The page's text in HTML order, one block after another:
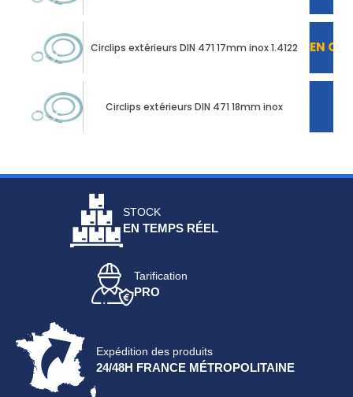
Circlips extérieurs DIN 471 17mm inox 1.4122 EN
Circlips extérieurs DIN 471 18mm inox
STOCK
EN TEMPS RÉEL
Tarification
PRO
Expédition des produits
24/48H FRANCE MÉTROPOLITAINE